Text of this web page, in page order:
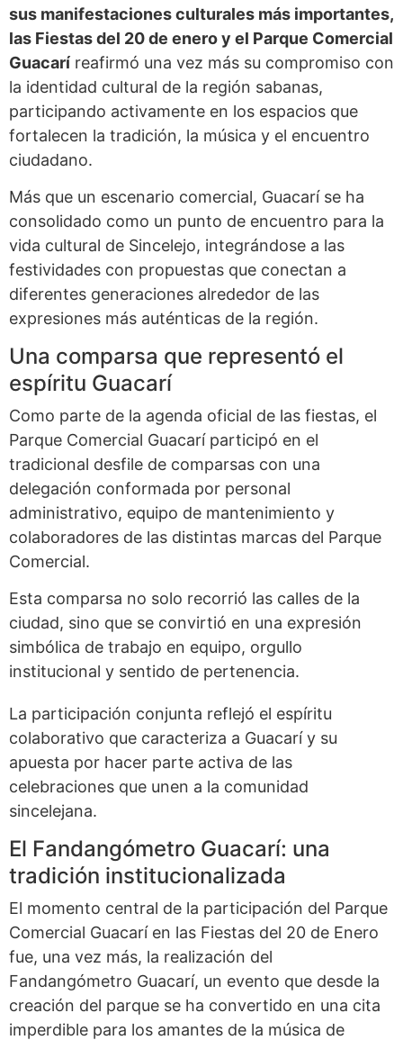
sus manifestaciones culturales más importantes,
las Fiestas del 20 de enero y el Parque Comercial
Guacarí reafirmó una vez más su compromiso con
la identidad cultural de la región sabanas,
participando activamente en los espacios que
fortalecen la tradición, la música y el encuentro
ciudadano.
Más que un escenario comercial, Guacarí se ha
consolidado como un punto de encuentro para la
vida cultural de Sincelejo, integrándose a las
festividades con propuestas que conectan a
diferentes generaciones alrededor de las
expresiones más auténticas de la región.
Una comparsa que representó el
espíritu Guacarí
Como parte de la agenda oficial de las fiestas, el
Parque Comercial Guacarí participó en el
tradicional desfile de comparsas con una
delegación conformada por personal
administrativo, equipo de mantenimiento y
colaboradores de las distintas marcas del Parque
Comercial.
Esta comparsa no solo recorrió las calles de la
ciudad, sino que se convirtió en una expresión
simbólica de trabajo en equipo, orgullo
institucional y sentido de pertenencia.
La participación conjunta reflejó el espíritu
colaborativo que caracteriza a Guacarí y su
apuesta por hacer parte activa de las
celebraciones que unen a la comunidad
sincelejana.
El Fandangómetro Guacarí: una
tradición institucionalizada
El momento central de la participación del Parque
Comercial Guacarí en las Fiestas del 20 de Enero
fue, una vez más, la realización del
Fandangómetro Guacarí, un evento que desde la
creación del parque se ha convertido en una cita
imperdible para los amantes de la música de